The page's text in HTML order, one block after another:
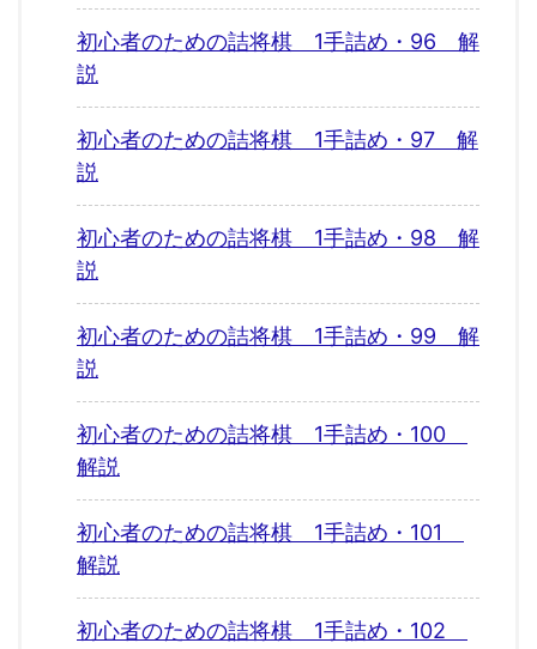
初心者のための詰将棋 1手詰め・96 解
説
初心者のための詰将棋 1手詰め・97 解
説
初心者のための詰将棋 1手詰め・98 解
説
初心者のための詰将棋 1手詰め・99 解
説
初心者のための詰将棋 1手詰め・100
解説
初心者のための詰将棋 1手詰め・101
解説
初心者のための詰将棋 1手詰め・102